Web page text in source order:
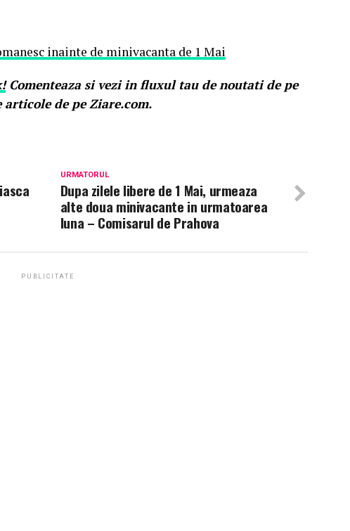
inainte de minivacanta de 1 Mai
Comenteaza si vezi in fluxul tau de noutati de pe
articole de pe Ziare.com.
URMATORUL
Dupa zilele libere de 1 Mai, urmeaza
alte doua minivacante in urmatoarea
luna – Comisarul de Prahova
PUBLICITATE